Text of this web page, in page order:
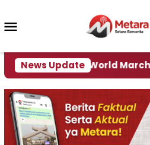
konten
News Update
Rumah World Marching